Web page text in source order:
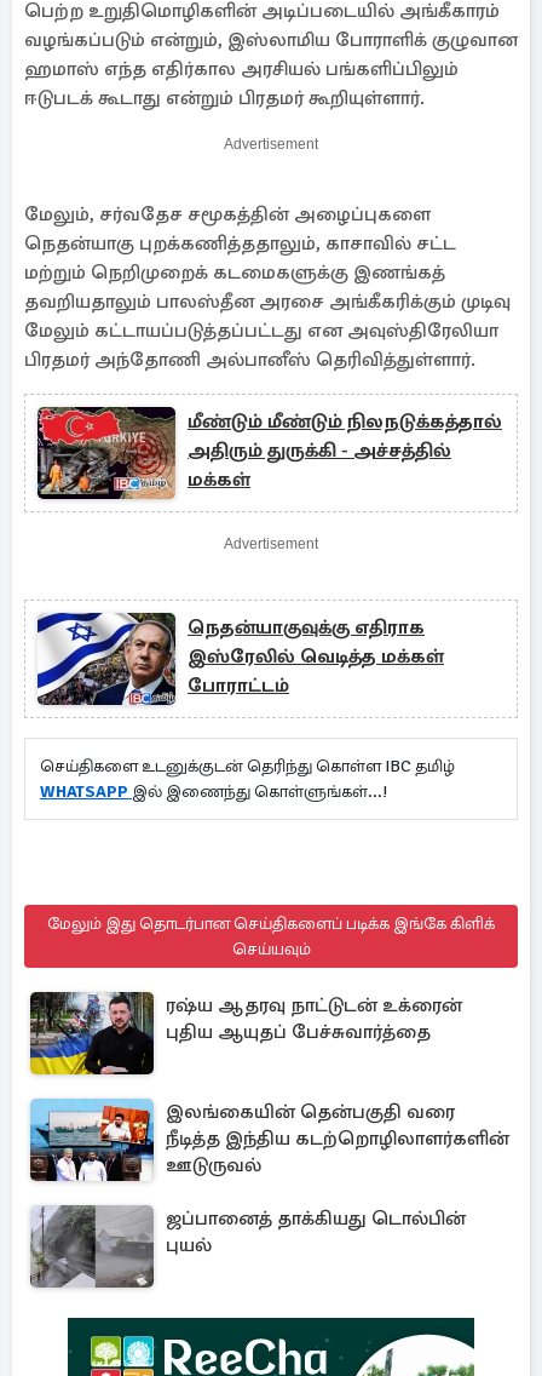
பெற்ற உறுதிமொழிகளின் அடிப்படையில் அங்கீகாரம்
வழங்கப்படும் என்றும், இஸ்லாமிய போராளிக் குழுவான
ஹமாஸ் எந்த எதிர்கால அரசியல் பங்களிப்பிலும்
ஈடுபடக் கூடாது என்றும் பிரதமர் கூறியுள்ளார்.
Advertisement
மேலும், சர்வதேச சமூகத்தின் அழைப்புகளை
நெதன்யாகு புறக்கணித்ததாலும், காசாவில் சட்ட
மற்றும் நெறிமுறைக் கடமைகளுக்கு இணங்கத்
தவறியதாலும் பாலஸ்தீன அரசை அங்கீகரிக்கும் முடிவு
மேலும் கட்டாயப்படுத்தப்பட்டது என அவுஸ்திரேலியா
பிரதமர் அந்தோணி அல்பானீஸ் தெரிவித்துள்ளார்.
மீண்டும் மீண்டும் நிலநடுக்கத்தால்
அதிரும் துருக்கி - அச்சத்தில்
மக்கள்
Advertisement
நெதன்யாகுவுக்கு எதிராக
இஸ்ரேலில் வெடித்த மக்கள்
போராட்டம்
செய்திகளை உடனுக்குடன் தெரிந்து கொள்ள IBC தமிழ்
WHATSAPP இல் இணைந்து கொள்ளுங்கள்...!
மேலும் இது தொடர்பான செய்திகளைப் படிக்க இங்கே கிளிக்
செய்யவும்
ரஷ்ய ஆதரவு நாட்டுடன் உக்ரைன்
புதிய ஆயுதப் பேச்சுவார்த்தை
இலங்கையின் தென்பகுதி வரை
நீடித்த இந்திய கடற்றொழிலாளர்களின்
ஊடுருவல்
ஜப்பானைத் தாக்கியது டொல்பின்
புயல்